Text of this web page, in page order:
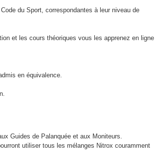
du Sport, correspondantes à leur niveau de
et les cours théoriques vous les apprenez en ligne
en équivalence.
Guides de Palanquée et aux Moniteurs.
utiliser tous les mélanges Nitrox couramment